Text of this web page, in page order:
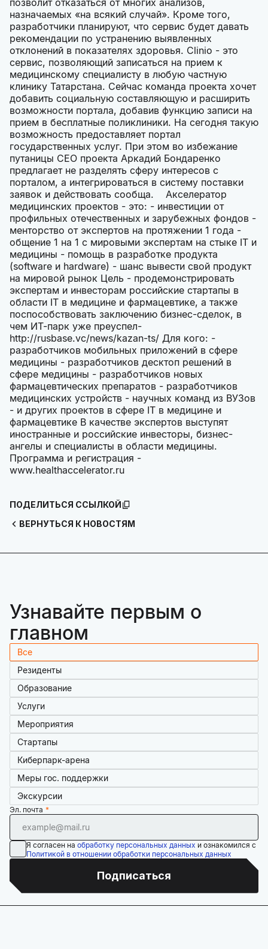
назначаемых «на всякий случай». Кроме того,
разработчики планируют, что сервис будет давать
рекомендации по устранению выявленных
отклонений в показателях здоровья. Clinio - это
сервис, позволяющий записаться на прием к
медицинскому специалисту в любую частную
клинику Татарстана. Сейчас команда проекта хочет
добавить социальную составляющую и расширить
возможности портала, добавив функцию записи на
прием в бесплатные поликлиники. На сегодня такую
возможность предоставляет портал
государственных услуг. При этом во избежание
путаницы CEO проекта Аркадий Бондаренко
предлагает не разделять сферу интересов с
порталом, а интегрироваться в систему поставки
заявок и действовать сообща. Акселератор
медицинских проектов - это: - инвестиции от
профильных отечественных и зарубежных фондов -
менторство от экспертов на протяжении 1 года -
общение 1 на 1 с мировыми экспертам на стыке IT и
медицины - помощь в разработке продукта
(software и hardware) - шанс вывести свой продукт
на мировой рынок Цель - продемонстрировать
экспертам и инвесторам российские стартапы в
области IT в медицине и фармацевтике, а также
поспособствовать заключению бизнес-сделок, в
чем ИТ-парк уже преуспел-
http://rusbase.vc/news/kazan-ts/ Для кого: -
разработчиков мобильных приложений в сфере
медицины - разработчиков десктоп решений в
сфере медицины - разработчиков новых
фармацевтических препаратов - разработчиков
медицинских устройств - научных команд из ВУЗов
- и других проектов в сфере IT в медицине и
фармацевтике В качестве экспертов выступят
иностранные и российские инвесторы, бизнес-
ангелы и специалисты в области медицины.
Программа и регистрация -
www.healthaccelerator.ru
ВЕРНУТЬСЯ К НОВОСТЯМ
ПОДЕЛИТЬСЯ ССЫЛКОЙ
Узнавайте первым о
главном
Все
Резиденты
Образование
Услуги
Мероприятия
Стартапы
Киберпарк-арена
Меры гос. поддержки
Экскурсии
Эл. почта
Я согласен на обработку персональных данных и ознакомился с
Политикой в отношении обработки персональных данных
Подписаться